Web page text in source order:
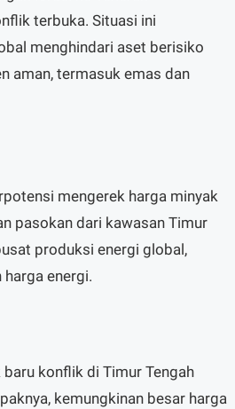
terbuka. Situasi ini
menghindari aset berisiko
aman, termasuk emas dan
mengerek harga minyak
pasokan dari kawasan Timur
produksi energi global,
energi.
konflik di Timur Tengah
kemungkinan besar harga